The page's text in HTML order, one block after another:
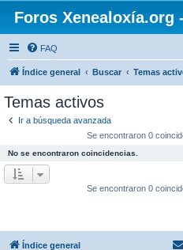
Foros Xenealoxía.org
FAQ
Índice general Buscar Temas
Temas activos
Ir a búsqueda avanzada
Se encontraron 0
No se encontraron coincidencias.
Se encontraron 0
Índice general